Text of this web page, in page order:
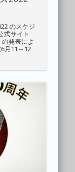
のスケジ
式サイト
発表によ
月11～12